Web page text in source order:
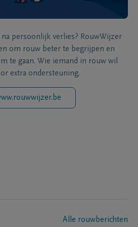
persoonlijk verlies? RouwWijzer
om rouw beter te begrijpen en
te gaan. Wie iemand in rouw wil
extra ondersteuning.
Alle rouwberichten